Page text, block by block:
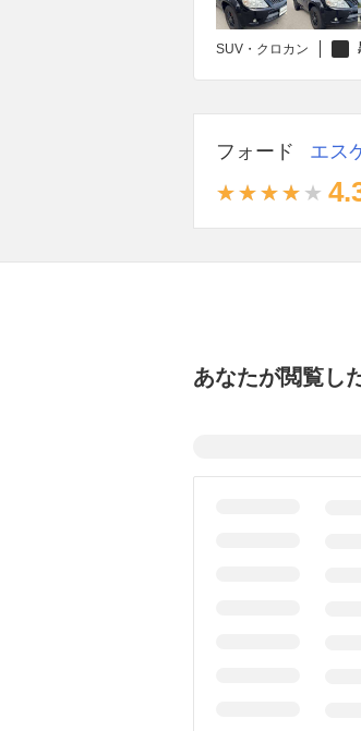
SUV・クロカン
フォード エス
あなたが閲覧し